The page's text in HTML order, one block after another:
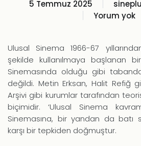
5 Temmuz 2025
Yorum yok
Ulusal
Ulusal Sinema 1966-67
şekilde kullanılmaya başlanan
Sinemasında olduğu gibi
değildi. Metin Erksan, Halit Refiğ
Arşivi gibi kurumlar tarafından
biçimidir. ‘Ulusal Sinema
Sinemasına, bir yandan da batı
karşı bir tepkiden doğmuştur.